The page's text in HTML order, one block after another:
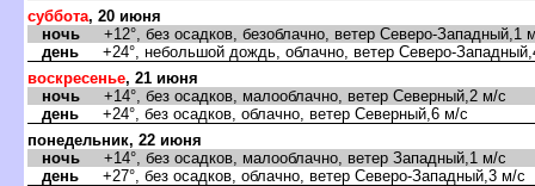
суббота, 20 июня
ночь +12°, без осадков, безоблачно, ветер Северо-Западный,1
день +24°, небольшой дождь, облачно, ветер Северо-
оскресенье, 21 июня
ночь +14°, без осадков, малооблачно, ветер Северный,2 м/с
день +24°, без осадков, облачно, ветер Северный,6 м/с
понедельник, 22 июня
ночь +14°, без осадков, малооблачно, ветер Западный,1 м/с
день +27°, без осадков, облачно, ветер Северо-Западный,3 м/с